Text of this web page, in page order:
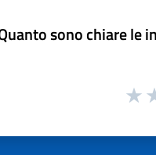
sono chiare le